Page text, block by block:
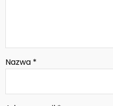
Nazwa *